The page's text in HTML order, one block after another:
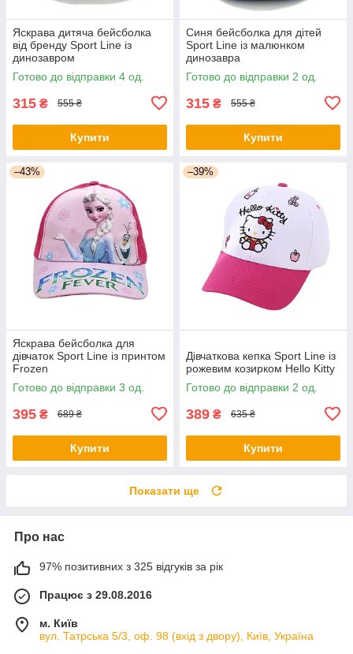
Яскрава дитяча бейсболка
від бренду Sport Line із
динозавром
Готово до відправки 4 од.
315 ₴ 555 ₴
Купити
Синя бейсболка для дітей
Sport Line із малюнком
динозавра
Готово до відправки 2 од.
315 ₴ 555 ₴
Купити
–43%
Яскрава бейсболка для
дівчаток Sport Line із принтом
Frozen
Готово до відправки 3 од.
395 ₴ 689 ₴
Купити
–39%
Дівчаткова кепка Sport Line із
рожевим козирком Hello Kitty
Готово до відправки 2 од.
389 ₴ 635 ₴
Купити
Показати ще
Про нас
97% позитивних з 325 відгуків за рік
Працює з 29.08.2016
м. Київ
вул. Татрська 5/3, оф. 98 (вхід з двору), Київ, Україна